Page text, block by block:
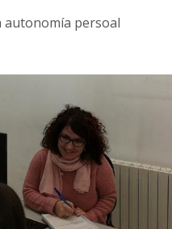
autonomía persoal